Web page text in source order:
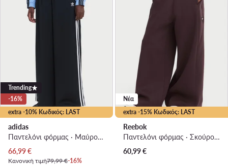
extra -10% Κωδικός: LAST
Trending
-16%
adidas
Παντελόνι φόρμας · Μαύρο · Regular Fit
Τρέχουσα τιμή
66,99€
Κανονική τιμή79,99 €-16%
extra -15% Κωδικός: LAST
Νέα
Reebok
Παντελόνι φόρμας · Σκούρο καφέ · Regular Fit
60,99€